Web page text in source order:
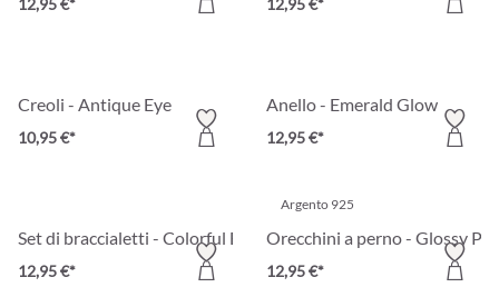
12,95 €* 12,95 €*
Creoli - Antique Eye
10,95 €*
Anello - Emerald Glow
12,95 €*
Set di braccialetti - Colorful Beads
12,95 €*
Argento 925
Orecchini a perno - Glossy
12,95 €*